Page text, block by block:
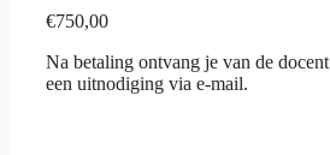
€750,00
Na betaling ontvang je van de docent
een uitnodiging via e-mail.